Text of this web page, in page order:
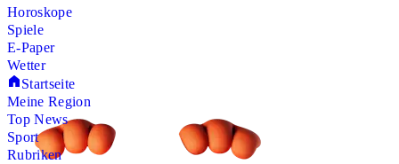
Horoskope
Spiele
E-Paper
Wetter
Startseite
Meine Region
Top News
Sport
Rubriken